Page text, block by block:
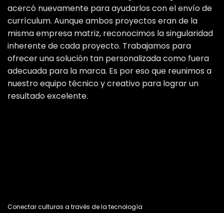
acercó nuevamente para ayudarlos con el envío de
currículum. Aunque ambos proyectos eran de la
misma empresa matriz, reconocimos la singularidad
inherente de cada proyecto. Trabajamos para
ofrecer una solución tan personalizada como fuera
adecuada para la marca. Es por eso que reunimos a
nuestro equipo técnico y creativo para lograr un
resultado excelente.
Conectar culturas a través de la tecnología